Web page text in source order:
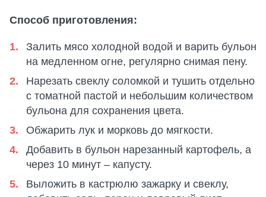
Способ приготовления:
Залить мясо холодной водой и варить бульон
на медленном огне, регулярно снимая пену.
Нарезать свеклу соломкой и тушить отдельно
с томатной пастой и небольшим количеством
бульона для сохранения цвета.
Обжарить лук и морковь до мягкости.
Добавить в бульон нарезанный картофель, а
через 10 минут – капусту.
Выложить в кастрюлю зажарку и свеклу,